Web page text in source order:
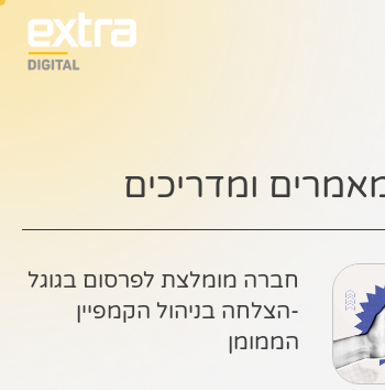
ומדריכים
חברה מומלצת לפרסום בגוגל
-הצלחה בניהול הקמפיין
הממומן